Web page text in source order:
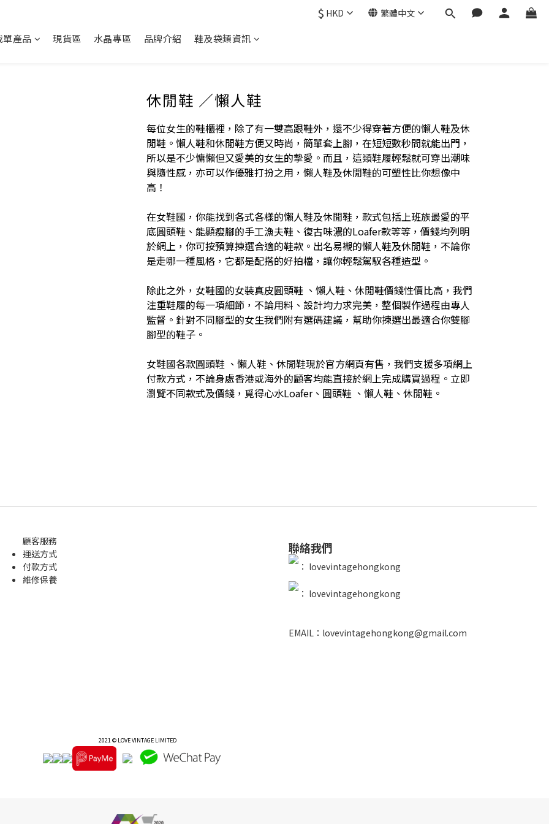
$ HKD 繁體中文
單產品 現貨區 水晶專區 品牌介紹 鞋及袋類資訊
休閒鞋 ／懶人鞋
每位女生的鞋櫃裡，除了有一雙高跟鞋外，還不少得穿著方便的懶人鞋及休
閒鞋。懶人鞋和休閒鞋方便又時尚，簡單套上腳，在短短數秒間就能出門，
所以是不少慵懶但又愛美的女生的摯愛。而且，這類鞋履輕鬆就可穿出潮味
與隨性感，亦可以作優雅打扮之用，懶人鞋及休閒鞋的可塑性比你想像中
高！
在女鞋國，你能找到各式各樣的懶人鞋及休閒鞋，款式包括上班族最愛的平
底圓頭鞋、能顯瘦腳的手工漁夫鞋、復古味濃的Loafer款等等，價錢均列明
於網上，你可按預算揀選合適的鞋款。出名易襯的懶人鞋及休閒鞋，不論你
是走哪一種風格，它都是配搭的好拍檔，讓你輕鬆駕馭各種造型。
除此之外，女鞋國的女裝真皮圓頭鞋 、懶人鞋、休閒鞋價錢性價比高，我們
注重鞋履的每一項細節，不論用料、設計均力求完美，整個製作過程由專人
監督。針對不同腳型的女生我們附有選碼建議，幫助你揀選出最適合你雙腳
腳型的鞋子。
女鞋國各款圓頭鞋 、懶人鞋、休閒鞋現於官方網頁有售，我們支援多項網上
付款方式，不論身處香港或海外的顧客均能直接於網上完成購買過程。立即
瀏覽不同款式及價錢，覓得心水Loafer、圓頭鞋 、懶人鞋、休閒鞋。
顧客服務
運送方式
付款方式
維修保養
聯絡我們
： lovevintagehongkong
： lovevintagehongkong
EMAIL：lovevintagehongkong@gmail.com
2021 © LOVE VINTAGE LIMITED